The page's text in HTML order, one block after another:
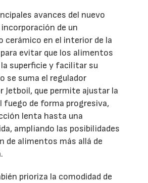
avances del nuevo
de un
cerámico en el interior de la
evitar que los alimentos
la superficie y facilitar su
se suma el regulador
Jetboil, que permite ajustar la
fuego de forma progresiva,
lenta hasta una
ampliando las posibilidades
de alimentos más allá de
prioriza la comodidad de